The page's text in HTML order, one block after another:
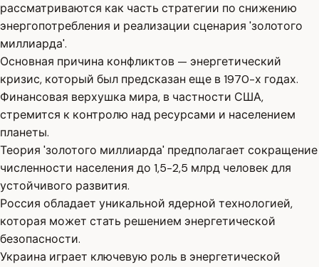
рассматриваются как часть стратегии по снижению
энергопотребления и реализации сценария 'золотого
миллиарда'.
Основная причина конфликтов — энергетический
кризис, который был предсказан еще в 1970-х годах.
Финансовая верхушка мира, в частности США,
стремится к контролю над ресурсами и населением
планеты.
Теория 'золотого миллиарда' предполагает сокращение
численности населения до 1,5-2,5 млрд человек для
устойчивого развития.
Россия обладает уникальной ядерной технологией,
которая может стать решением энергетической
безопасности.
Украина играет ключевую роль в энергетической